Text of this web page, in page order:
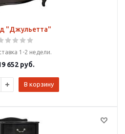
"Джульетта"
1-2 недели.
652руб.
В корзину